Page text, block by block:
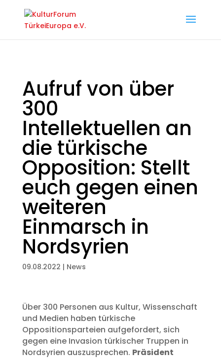
Aufruf von über
300
Intellektuellen an
die türkische
Opposition: Stellt
euch gegen einen
weiteren
Einmarsch in
Nordsyrien
09.08.2022 | News
Über 300 Personen aus Kultur, Wissenschaft
und Medien haben türkische
Oppositionsparteien aufgefordert, sich
gegen eine Invasion türkischer Truppen in
Nordsyrien auszusprechen. Präsident